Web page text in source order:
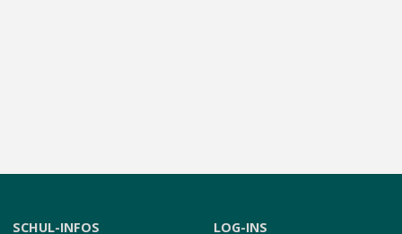
SCHUL-INFOS LOG-INS